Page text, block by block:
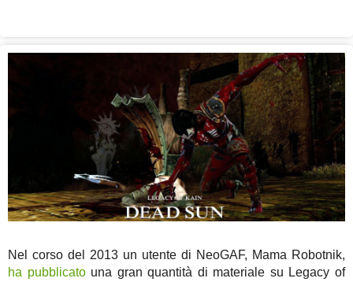
Nel corso del 2013 un utente di NeoGAF, Mama Robotnik,
ha pubblicatouna gran quantità di materiale su Legacy of